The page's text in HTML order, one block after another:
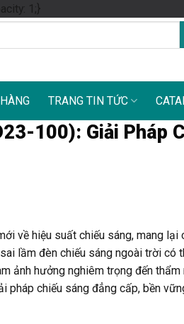
1;}Skip
to
TRANG TIN TỨC
100): Giải Pháp
về hiệu suất chiếu sáng, mang
lầm đèn chiếu sáng ngoài trời có
ảnh hưởng nghiêm trọng đến
pháp chiếu sáng đẳng cấp, bền